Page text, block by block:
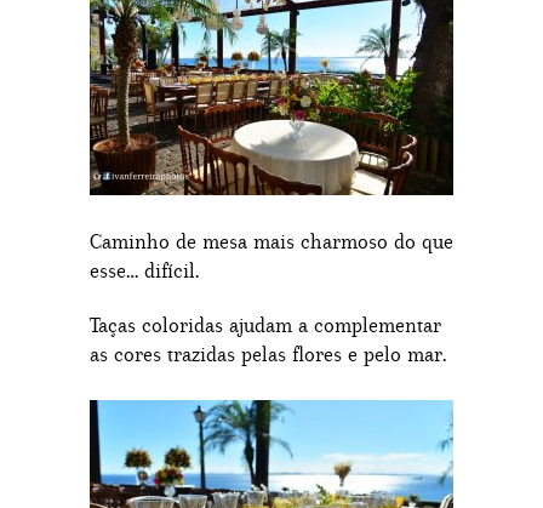
Caminho de mesa mais charmoso do que
esse… difícil.
Taças coloridas ajudam a complementar
as cores trazidas pelas flores e pelo mar.